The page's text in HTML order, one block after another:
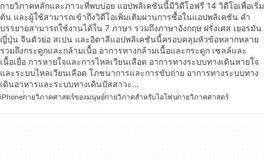
กายวิภาคหลักและภาวะที่พบบ่อย แอปพลิเคชันนี้มีวิดีโอฟรี 14 วิดีโอเพื่อเริ่ม
ต้น และผู้ใช้สามารถเข้าถึงวิดีโอเพิ่มเติมผ่านการซื้อในแอปพลิเคชัน คำ
บรรยายสามารถใช้งานได้ใน 7 ภาษา รวมถึงภาษาอังกฤษ ฝรั่งเศส เยอรมัน
ญี่ปุ่น จีนตัวย่อ สเปน และอิตาลีแอปพลิเคชันนี้ครอบคลุมหัวข้อหลากหลาย
รวมถึงกระดูกและกล้ามเนื้อ อาการทางกล้ามเนื้อและกระดูก เซลล์และ
เนื้อเยื่อ การหายใจและการไหลเวียนเลือด อาการทางระบบทางเดินหายใจ
และระบบไหลเวียนเลือด โภชนาการและการขับถ่าย อาการทางระบบทาง
เดินอาหารและระบบทางเดินปัสสาวะ…
iPhoneกายวิภาคศาสตร์ของมนุษย์กายวิภาคสำหรับไอโฟนกายวิภาคศาสตร์